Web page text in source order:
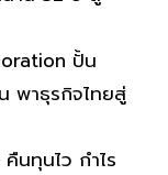
ปั้น
พาธุรกิจไทยสู่
นทุนไว กำไร